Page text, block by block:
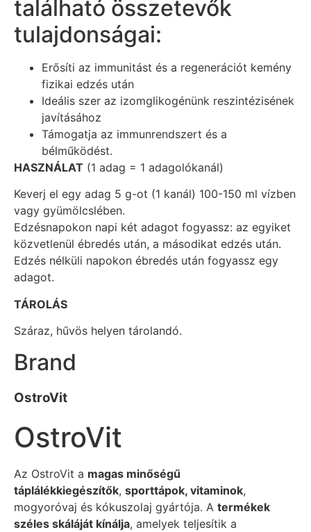
található összetevők
tulajdonságai:
Erősíti az immunitást és a regenerációt kemény
fizikai edzés után
Ideális szer az izomglikogénünk reszintézisének
javításához
Támogatja az immunrendszert és a
bélműködést.
HASZNÁLAT (1 adag = 1 adagolókanál)
Keverj el egy adag 5 g-ot (1 kanál) 100-150 ml vízben
vagy gyümölcslében.
Edzésnapokon napi két adagot fogyassz: az egyiket
közvetlenül ébredés után, a másodikat edzés után.
Edzés nélküli napokon ébredés után fogyassz egy
adagot.
TÁROLÁS
Száraz, hűvös helyen tárolandó.
Brand
OstroVit
OstroVit
Az OstroVit a magas minőségű
táplálékkiegészítők, sporttápok, vitaminok,
mogyoróvaj és kókuszolaj gyártója. A termékek
széles skáláját kínálja, amelyek teljesítik a